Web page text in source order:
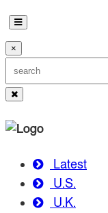
×
Latest
U.S.
U.K.